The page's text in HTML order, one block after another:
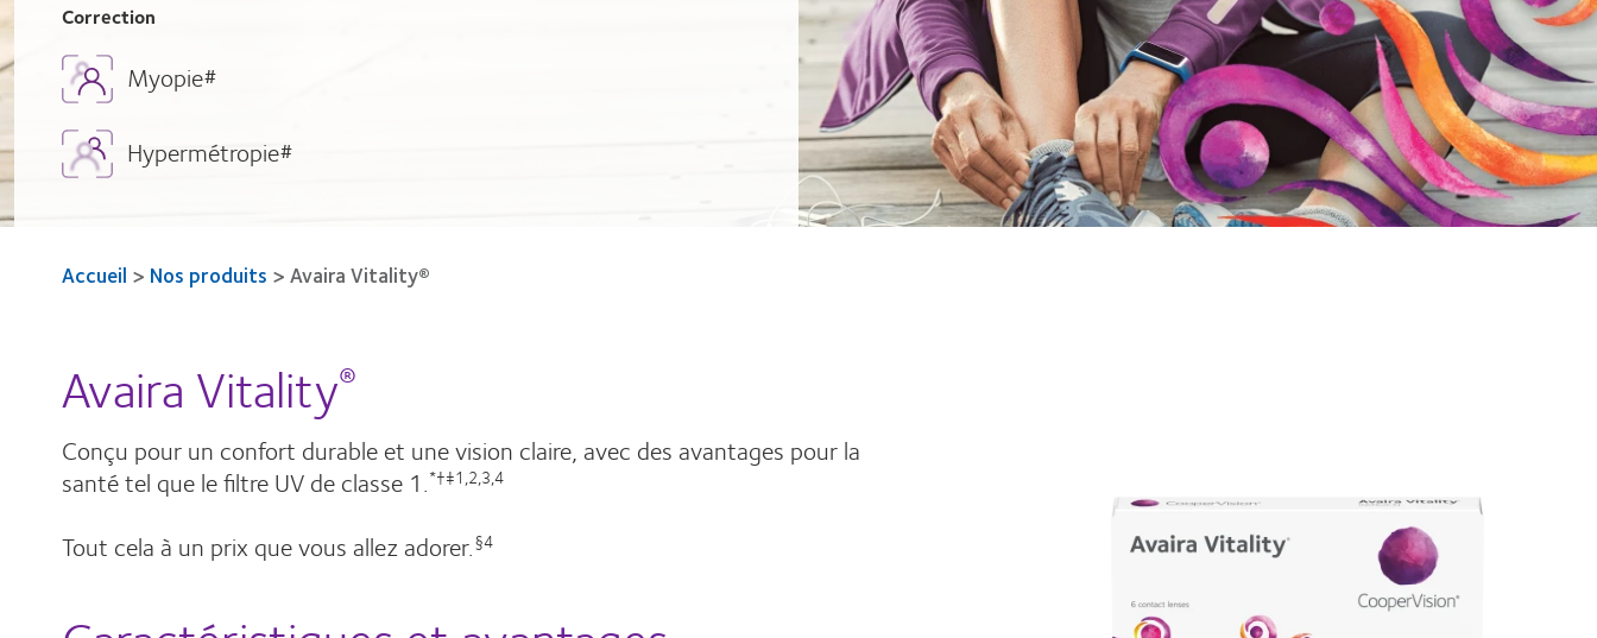
Correction
Myopie#
Hypermétropie#
Accueil > Nos produits >Avaira Vitality®
Avaira Vitality®
Conçu pour un confort durable et une vision claire, avec des avantages pour la
santé tel que le filtre UV de classe 1.*†‡1,2,3,4
Tout cela à un prix que vous allez adorer.§4